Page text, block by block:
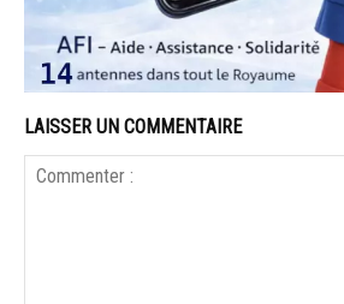
LAISSER UN COMMENTAIRE